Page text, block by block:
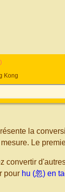
Kong
la
Le
convertir
pour hu (忽) en